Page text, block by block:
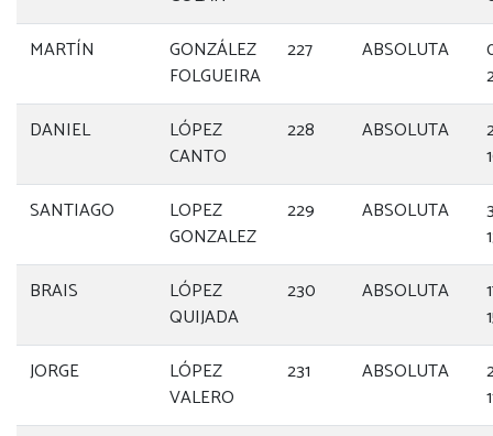
MARTÍN
GONZÁLEZ
FOLGUEIRA
227 ABSOLUTA
DANIEL
LÓPEZ
CANTO
228 ABSOLUTA
SANTIAGO
LOPEZ
GONZALEZ
229 ABSOLUTA
BRAIS
LÓPEZ
QUIJADA
230 ABSOLUTA
JORGE
LÓPEZ
VALERO
231 ABSOLUTA